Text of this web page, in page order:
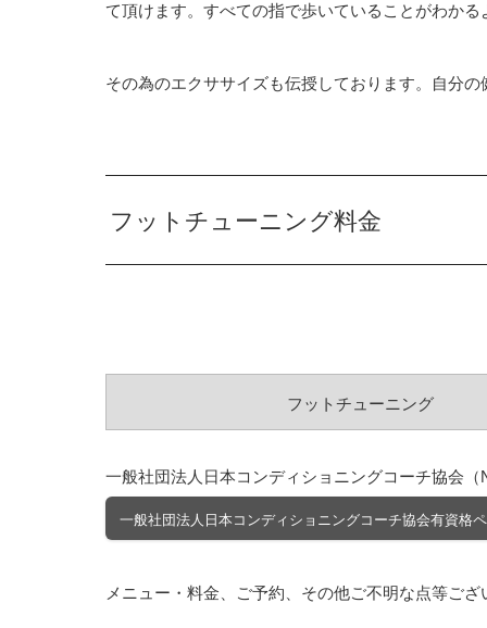
て頂けます。すべての指で歩いていることがわか
その為のエクササイズも伝授しております。自分
フットチューニング料金
フットチューニング
一般社団法人日本コンディショニングコーチ協会（
一般社団法人日本コンディショニングコーチ協会有資格
メニュー・料金、ご予約、その他ご不明な点等ご